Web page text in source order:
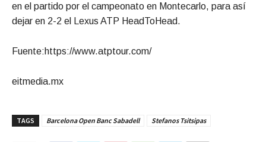
en el partido por el campeonato en Montecarlo, para así
dejar en 2-2 el Lexus ATP HeadToHead.
Fuente:https://www.atptour.com/
eitmedia.mx
TAGS Barcelona Open Banc Sabadell Stefanos Tsitsipas